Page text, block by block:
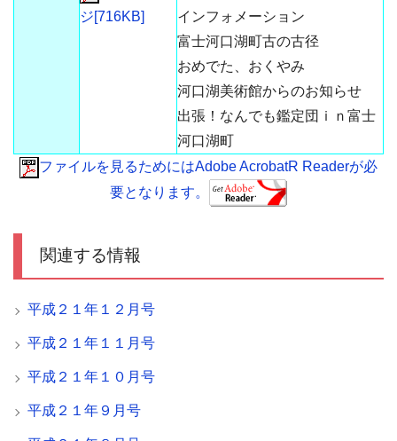
ジ[716KB]
インフォメーション
富士河口湖町古の古径
おめでた、おくやみ
河口湖美術館からのお知らせ
出張！なんでも鑑定団ｉｎ富士
河口湖町
ファイルを見るためにはAdobe AcrobatR Readerが必
要となります。
関連する情報
平成２１年１２月号
平成２１年１１月号
平成２１年１０月号
平成２１年９月号